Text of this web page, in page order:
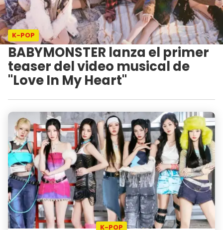
K-POP
BABYMONSTER lanza el primer
teaser del video musical de
"Love In My Heart"
K-POP